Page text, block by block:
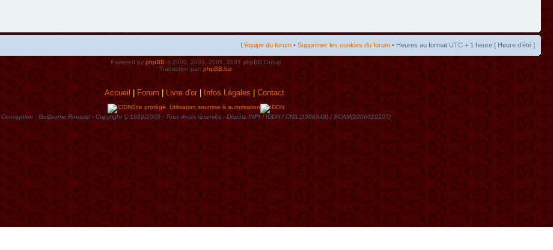
L’équipe du forum • Supprimer les cookies du forum • Heures au format UTC + 1 heure [ Heure d’été ]
Powered byphpBB© 2000, 2002, 2005, 2007 phpBB Group
Traduction par:phpBB.biz
Accueil|Forum|Livre d'or|Infos Lègales|Contact
Site protégé. Utilisation soumise à autorisation
Conception : Guillaume Roussel - Copyright © 1999/2009 - Tous droits rèservès - Dèpôts INPI / IDDN / CNIL(1006349) / SCAM(2006020105)